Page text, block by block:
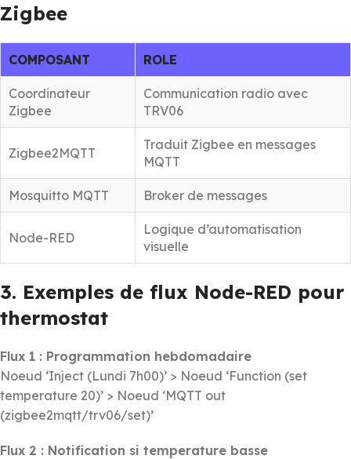
Zigbee
COMPOSANT ROLE
Coordinateur
Zigbee
Communication radio avec
TRV06
Zigbee2MQTT
Traduit Zigbee en messages
MQTT
Mosquitto MQTT Broker de messages
Node-RED
Logique d’automatisation
visuelle
3. Exemples de flux Node-RED pour
thermostat
Flux 1 : Programmation hebdomadaire
Noeud ‘Inject (Lundi 7h00)’ > Noeud ‘Function (set
temperature 20)’ > Noeud ‘MQTT out
(zigbee2mqtt/trv06/set)’
Flux 2 : Notification si temperature basse